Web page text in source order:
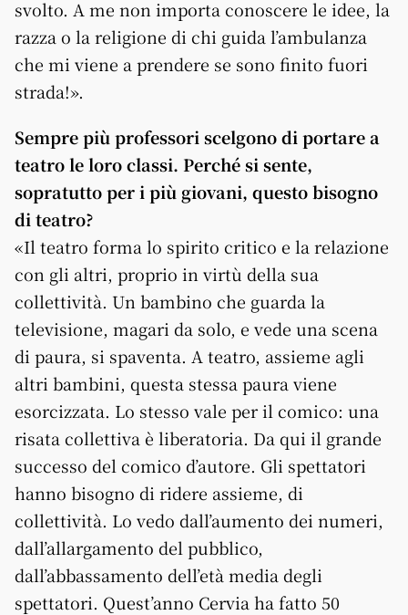
svolto. A me non importa conoscere le idee, la
razza o la religione di chi guida l’ambulanza
che mi viene a prendere se sono finito fuori
strada!».
Sempre più professori scelgono di portare a
teatro le loro classi. Perché si sente,
sopratutto per i più giovani, questo bisogno
di teatro?
«Il teatro forma lo spirito critico e la relazione
con gli altri, proprio in virtù della sua
collettività. Un bambino che guarda la
televisione, magari da solo, e vede una scena
di paura, si spaventa. A teatro, assieme agli
altri bambini, questa stessa paura viene
esorcizzata. Lo stesso vale per il comico: una
risata collettiva è liberatoria. Da qui il grande
successo del comico d’autore. Gli spettatori
hanno bisogno di ridere assieme, di
collettività. Lo vedo dall’aumento dei numeri,
dall’allargamento del pubblico,
dall’abbassamento dell’età media degli
spettatori. Quest’anno Cervia ha fatto 50